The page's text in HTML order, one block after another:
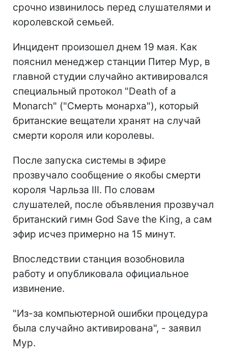
срочно извинилось перед слушателями и
королевской семьей.
Инцидент произошел днем 19 мая. Как
пояснил менеджер станции Питер Мур, в
главной студии случайно активировался
специальный протокол "Death of a
Monarch" ("Смерть монарха"), который
британские вещатели хранят на случай
смерти короля или королевы.
После запуска системы в эфире
прозвучало сообщение о якобы смерти
короля Чарльза III. По словам
слушателей, после объявления прозвучал
британский гимн God Save the King, а сам
эфир исчез примерно на 15 минут.
Впоследствии станция возобновила
работу и опубликовала официальное
извинение.
"Из-за компьютерной ошибки процедура
была случайно активирована", - заявил
Мур.